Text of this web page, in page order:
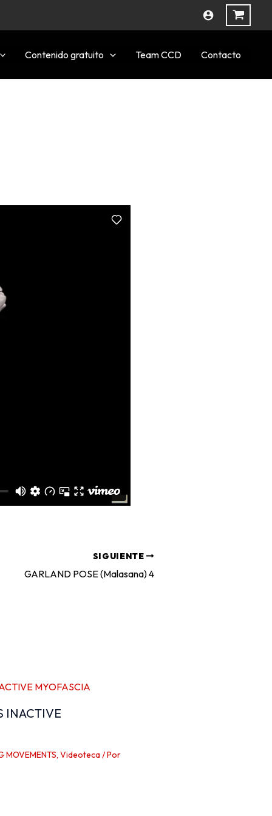
Contenido gratuito Team CCD Contacto
SIGUIENTE
GARLAND POSE (Malasana) 4
INACTIVE
MOVEMENTS, Videoteca/ Por